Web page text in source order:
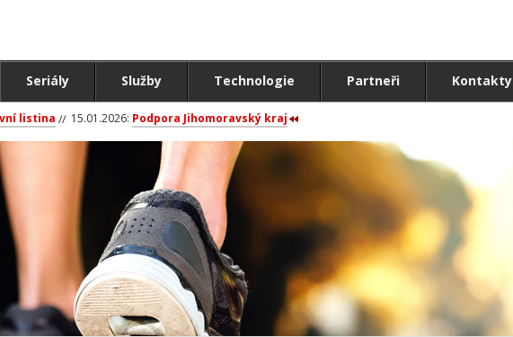
Seriály Služby Technologie Partneři Kontakty
listina 15.01.2026: Podpora Jihomoravský kraj